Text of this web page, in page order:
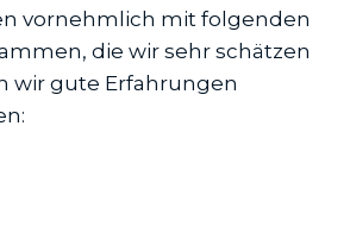
vornehmlich mit folgenden
die wir sehr schätzen
wir gute Erfahrungen